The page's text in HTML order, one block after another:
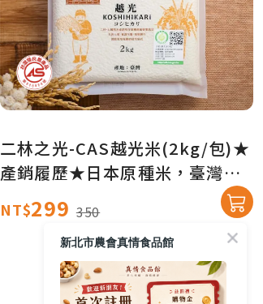
二林之光-CAS越光米(2kg/包)★
產銷履歷★日本原種米，臺灣栽
培【真情柑仔店】
NT$299 350
新北市農會真情食品館